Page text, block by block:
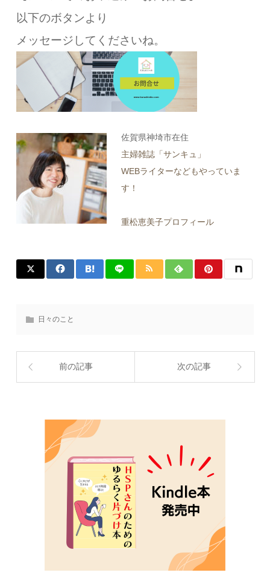
以下のボタンより
メッセージしてくださいね。
佐賀県神埼市在住
主婦雑誌「サンキュ」
WEBライターなどもやっていま
す！
重松恵美子プロフィール
日々のこと
前の記事 次の記事